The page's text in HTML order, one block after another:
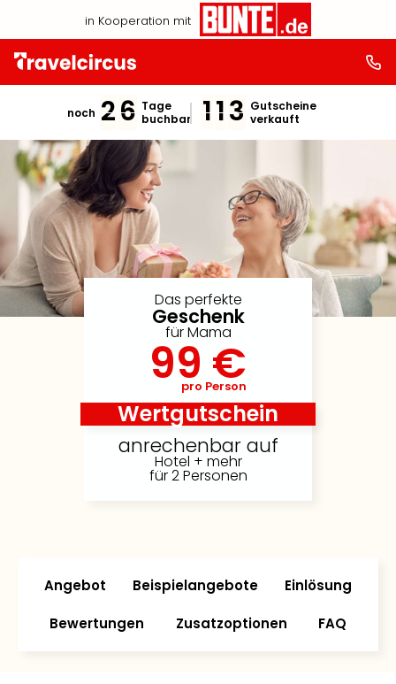
in Kooperation mit
noch 26 Tage
buchbar
113 Gutscheine
verkauft
Das perfekte
Geschenk
für Mama
99 €
pro Person
Wertgutschein
anrechenbar auf
Hotel + mehr
für 2 Personen
Angebot Beispielangebote Einlösung
Bewertungen Zusatzoptionen FAQ